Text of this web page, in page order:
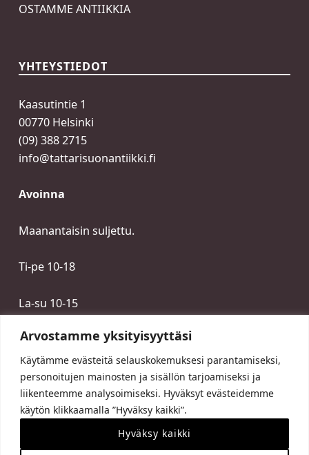
Arvostamme yksityisyyttäsi
Käytämme evästeitä selauskokemuksesi parantamiseksi,
personoitujen mainosten ja sisällön tarjoamiseksi ja
liikenteemme analysoimiseksi. Hyväksyt evästeidemme
käytön klikkaamalla ”Hyväksy kaikki”.
Hyväksy kaikki
OSTAMME ANTIIKKIA
YHTEYSTIEDOT
Kaasutintie 1
00770 Helsinki
(09) 388 2715
info@tattarisuonantiikki.fi
Avoinna
Maanantaisin suljettu.
Ti-pe 10-18
La-su 10-15